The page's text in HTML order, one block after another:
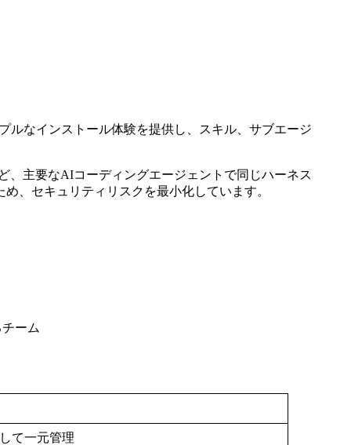
ルなインストール体験を提供し、スキル、サブエージ
、主要なAIコーディングエージェントで同じハーネス
、セキュリティリスクを最小化しています。
ーム
て一元管理